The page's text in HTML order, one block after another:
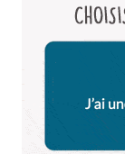
Répondre
Je mérite
Huttopia
27 mai 2025 à